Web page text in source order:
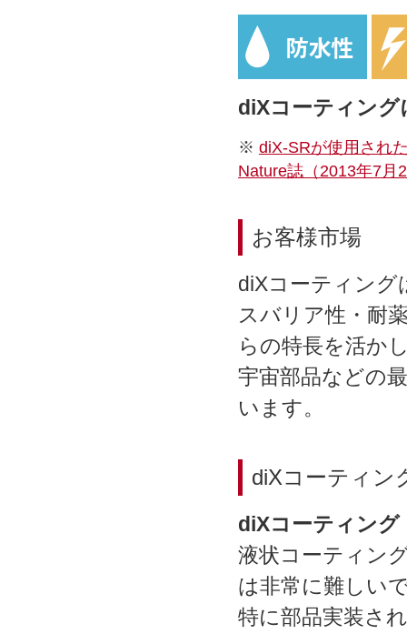
diXコーティン
※ diX-SRが使用され
Nature誌（2013年7月
お客様市場
diXコーティング
スバリア性・耐
らの特長を活か
宇宙部品などの
います。
diXコーティン
diXコーティング
液状コーティン
は非常に難しい
特に部品実装さ